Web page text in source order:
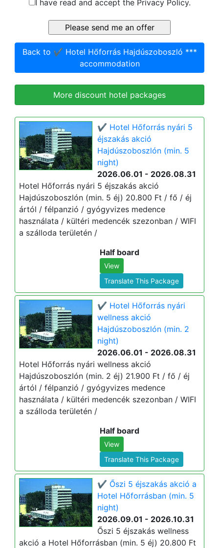
I have read and accept the Privacy Policy.
Back to ✔️ Hotel Hőforrás Hajdúszoboszló ***
accommodation
More discount hotel packages
✔️ Hotel Hőforrás nyári 5
éjszakás akció
Hajdúszoboszlón (min. 5
night)
2026.06.01 - 2026.08.31
Hotel Hőforrás nyári 5 éjszakás akció
Hajdúszoboszlón (min. 5 éj) 20.800 Ft / fő / éj
ártól / félpanzió / gyógyvizes medence
használata / kültéri medencék szezonban / WIFI
a szálloda területén /
Half board
View
Translate This Package
✔️ Hotel Hőforrás nyári
wellness akció
Hajdúszoboszlón (min. 2
night)
2026.06.01 - 2026.08.31
Hotel Hőforrás nyári wellness akció
Hajdúszoboszlón (min. 2 éj) 21.900 Ft / fő / éj
ártól / félpanzió / gyógyvizes medence
használata / kültéri medencék szezonban / WIFI
a szálloda területén /
Half board
View
Translate This Package
✔️ Őszi 5 éjszakás akció a
Hotel Hőforrásban (min. 5
night)
2026.09.01 - 2026.10.31
Őszi 5 éjszakás wellness
akció a Hotel Hőforrásban (min. 5 éj) 20.800 Ft